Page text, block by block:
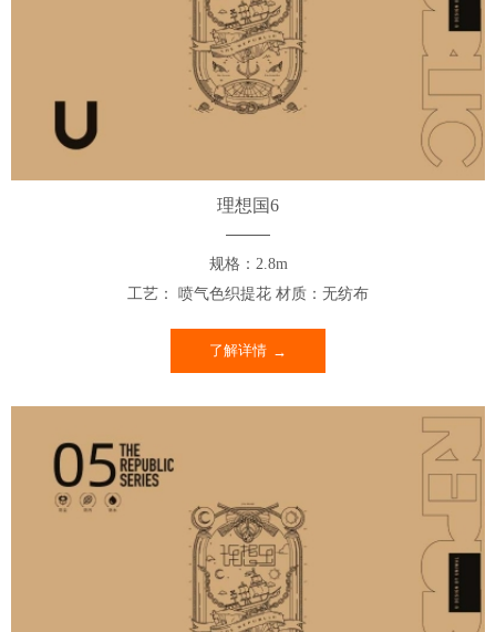
理想国6
规格：2.8m
工艺： 喷气色织提花 材质：无纺布
了解详情